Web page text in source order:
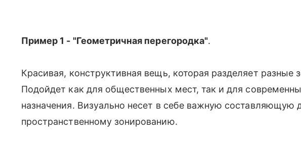
Пример 1 - "Геометричная перегородка".
Красивая, конструктивная вещь, которая разделяет
Подойдет как для общественных мест, так и для
назначения. Визуально несет в себе важную составляющую
пространственному зонированию.